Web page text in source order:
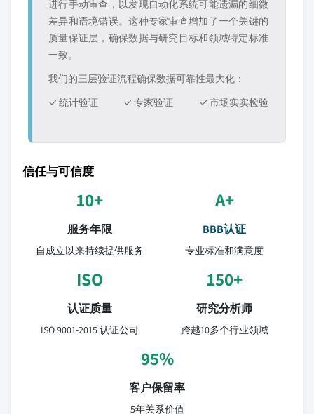
进行手动审查，以发现自动化系统可能遗漏的细微
差异和语境错误。这种专家审查增加了一个关键的
质量保证层，确保数据与研究目标和领域特定标准
一致。
我们的三层验证流程确保数据可靠性最大化：
✓ 统计验证
✓ 专家验证 ✓ 市场实实检验
信任与可信度
10+
服务年限
自成立以来持续提供服务
A+
BBB认证
专业标准和满意度
ISO
认证质量
ISO 9001-2015 认证公司
150+
研究分析师
跨越10多个行业领域
95%
客户保留率
5年关系价值